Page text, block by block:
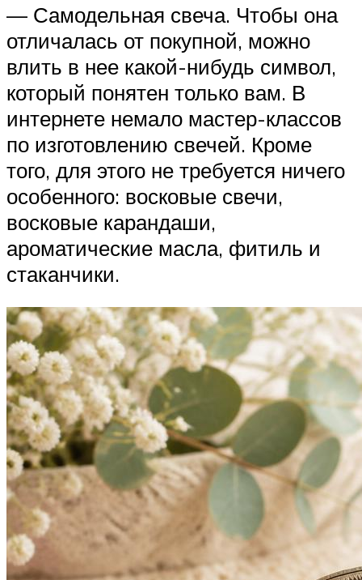
— Самодельная свеча. Чтобы она
отличалась от покупной, можно
влить в нее какой-нибудь символ,
который понятен только вам. В
интернете немало мастер-классов
по изготовлению свечей. Кроме
того, для этого не требуется ничего
особенного: восковые свечи,
восковые карандаши,
ароматические масла, фитиль и
стаканчики.